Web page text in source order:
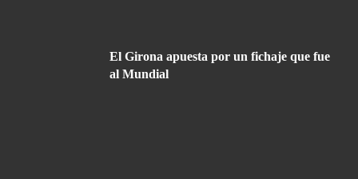
El Girona apuesta por un fichaje que fue
al Mundial